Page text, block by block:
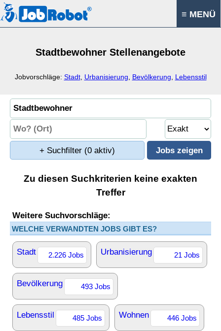
≡ MENÜ
Stadtbewohner Stellenangebote
Jobvorschläge: Stadt, Urbanisierung Bevölkerung Lebensstil
+ Suchfilter (0 aktiv)
Zu diesen Suchkriterien keine exakten
Treffer
Weitere Suchvorschläge:
WELCHE VERWANDTEN JOBS GIBT ES?
Stadt 2.226 Jobs Urbanisierung 21 Jobs
Bevölkerung 493 Jobs
Lebensstil 485 Jobs Wohnen 446 Jobs